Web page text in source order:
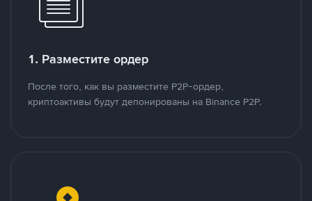
1. Разместите ордер
После того, как вы разместите P2P-ордер,
криптоактивы будут депонированы на Binance P2P.